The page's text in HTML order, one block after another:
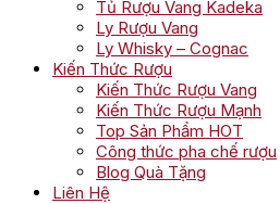
Tủ Rượu Vang Kadeka
Ly Rượu Vang
Ly Whisky – Cognac
Kiến Thức Rượu
Kiến Thức Rượu Vang
Kiến Thức Rượu Mạnh
Top Sản Phẩm HOT
Công thức pha chế rượu
Blog Quà Tặng
Liên Hệ